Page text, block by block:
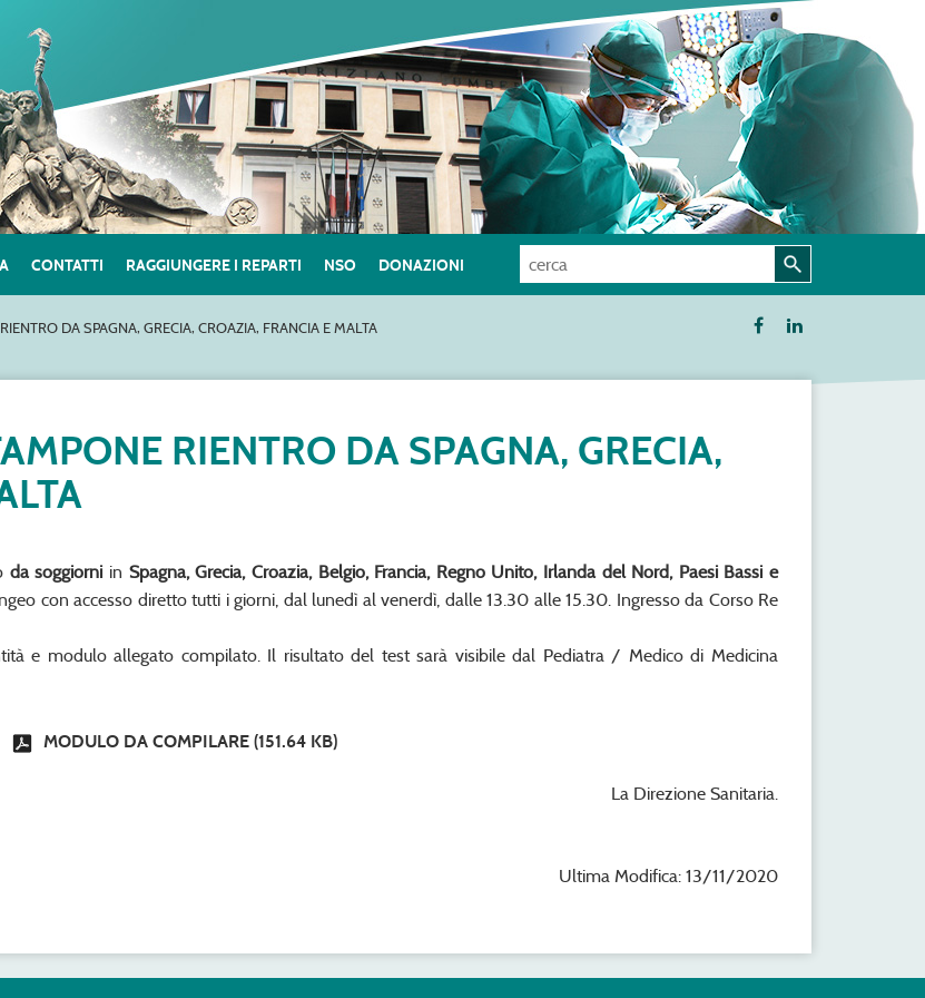
CONTATTI RAGGIUNGERE I REPARTI NSO DONAZIONI
DA SPAGNA, GRECIA, CROAZIA, FRANCIA E MALTA
RIENTRO DA SPAGNA, GRECIA,
da soggiorni in Spagna, Grecia, Croazia, Belgio, Francia, Regno Unito, Irlanda del Nord, Paesi Bassi e
con accesso diretto tutti i giorni, dal lunedì al venerdì, dalle 13.30 alle 15.30. Ingresso da Corso Re
e modulo allegato compilato. Il risultato del test sarà visibile dal Pediatra / Medico di Medicina
MODULO DA COMPILARE(151.64 KB)
La Direzione Sanitaria.
Ultima Modifica: 13/11/2020